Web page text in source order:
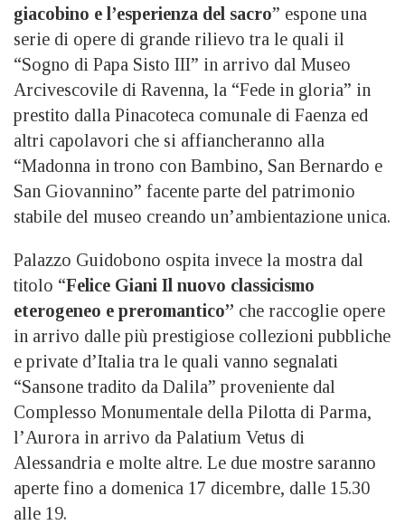
giacobino e l’esperienza del sacro” espone una
serie di opere di grande rilievo tra le quali il
“Sogno di Papa Sisto III” in arrivo dal Museo
Arcivescovile di Ravenna, la “Fede in gloria” in
prestito dalla Pinacoteca comunale di Faenza ed
altri capolavori che si affiancheranno alla
“Madonna in trono con Bambino, San Bernardo e
San Giovannino” facente parte del patrimonio
stabile del museo creando un’ambientazione unica.
Palazzo Guidobono ospita invece la mostra dal
titolo “Felice Giani Il nuovo classicismo
eterogeneo e preromantico” che raccoglie opere
in arrivo dalle più prestigiose collezioni pubbliche
e private d’Italia tra le quali vanno segnalati
“Sansone tradito da Dalila” proveniente dal
Complesso Monumentale della Pilotta di Parma,
l’Aurora in arrivo da Palatium Vetus di
Alessandria e molte altre. Le due mostre saranno
aperte fino a domenica 17 dicembre, dalle 15.30
alle 19.